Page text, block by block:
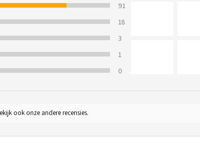
80.53097345132744%
91
18
3
1
0
ook onze andere recensies.